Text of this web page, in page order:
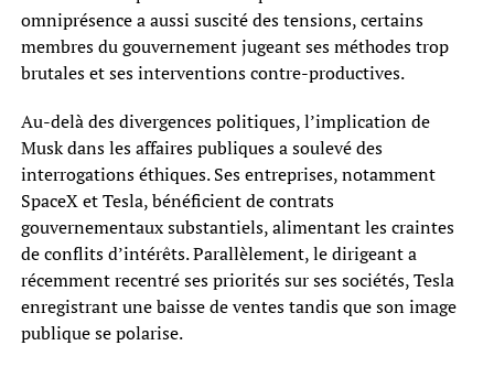
omniprésence a aussi suscité des tensions, certains
membres du gouvernement jugeant ses méthodes trop
brutales et ses interventions contre-productives.
Au-delà des divergences politiques, l’implication de
Musk dans les affaires publiques a soulevé des
interrogations éthiques. Ses entreprises, notamment
SpaceX et Tesla, bénéficient de contrats
gouvernementaux substantiels, alimentant les craintes
de conflits d’intérêts. Parallèlement, le dirigeant a
récemment recentré ses priorités sur ses sociétés, Tesla
enregistrant une baisse de ventes tandis que son image
publique se polarise.